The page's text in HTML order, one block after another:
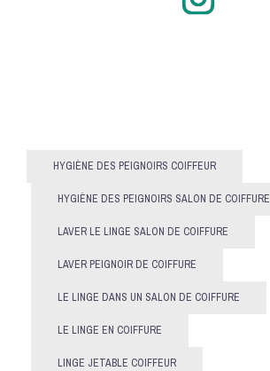
HYGIÈNE DES PEIGNOIRS COIFFEUR
HYGIÈNE DES PEIGNOIRS SALON DE COIFFURE
LAVER LE LINGE SALON DE COIFFURE
LAVER PEIGNOIR DE COIFFURE
LE LINGE DANS UN SALON DE COIFFURE
LE LINGE EN COIFFURE
LINGE JETABLE COIFFEUR